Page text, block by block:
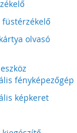
füstérzékelő
olvasó
fényképezőgép
képkeret